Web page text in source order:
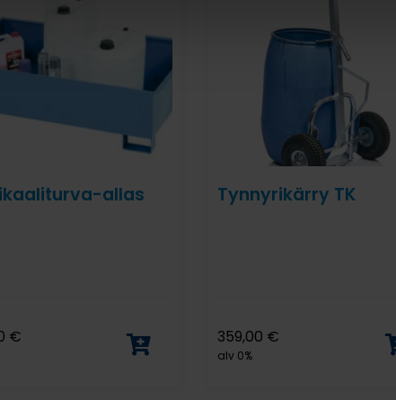
allas
€
Tynnyrikärry TK
359,00 €
alv 0%